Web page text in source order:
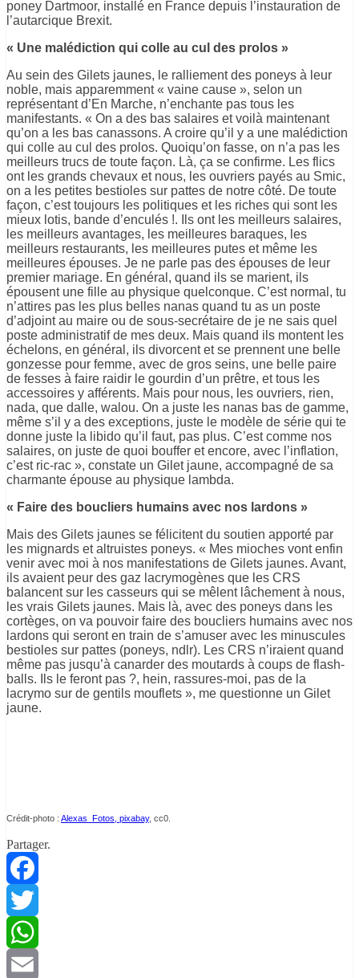
poney Dartmoor, installé en France depuis l’instauration de
l’autarcique Brexit.
« Une malédiction qui colle au cul des prolos »
Au sein des Gilets jaunes, le ralliement des poneys à leur
noble, mais apparemment « vaine cause », selon un
représentant d’En Marche, n’enchante pas tous les
manifestants. « On a des bas salaires et voilà maintenant
qu’on a les bas canassons. A croire qu’il y a une malédiction
qui colle au cul des prolos. Quoiqu’on fasse, on n’a pas les
meilleurs trucs de toute façon. Là, ça se confirme. Les flics
ont les grands chevaux et nous, les ouvriers payés au Smic,
on a les petites bestioles sur pattes de notre côté. De toute
façon, c’est toujours les politiques et les riches qui sont les
mieux lotis, bande d’enculés !. Ils ont les meilleurs salaires,
les meilleurs avantages, les meilleures baraques, les
meilleurs restaurants, les meilleures putes et même les
meilleures épouses. Je ne parle pas des épouses de leur
premier mariage. En général, quand ils se marient, ils
épousent une fille au physique quelconque. C’est normal, tu
n’attires pas les plus belles nanas quand tu as un poste
d’adjoint au maire ou de sous-secrétaire de je ne sais quel
poste administratif de mes deux. Mais quand ils montent les
échelons, en général, ils divorcent et se prennent une belle
gonzesse pour femme, avec de gros seins, une belle paire
de fesses à faire raidir le gourdin d’un prêtre, et tous les
accessoires y afférents. Mais pour nous, les ouvriers, rien,
nada, que dalle, walou. On a juste les nanas bas de gamme,
même s’il y a des exceptions, juste le modèle de série qui te
donne juste la libido qu’il faut, pas plus. C’est comme nos
salaires, on juste de quoi bouffer et encore, avec l’inflation,
c’est ric-rac », constate un Gilet jaune, accompagné de sa
charmante épouse au physique lambda.
« Faire des boucliers humains avec nos lardons »
Mais des Gilets jaunes se félicitent du soutien apporté par
les mignards et altruistes poneys. « Mes mioches vont enfin
venir avec moi à nos manifestations de Gilets jaunes. Avant,
ils avaient peur des gaz lacrymogènes que les CRS
balancent sur les casseurs qui se mêlent lâchement à nous,
les vrais Gilets jaunes. Mais là, avec des poneys dans les
cortèges, on va pouvoir faire des boucliers humains avec nos
lardons qui seront en train de s’amuser avec les minuscules
bestioles sur pattes (poneys, ndlr). Les CRS n’iraient quand
même pas jusqu’à canarder des moutards à coups de flash-
balls. Ils le feront pas ?, hein, rassures-moi, pas de la
lacrymo sur de gentils mouflets », me questionne un Gilet
jaune.
Crédit-photo : Alexas_Fotos, pixabay, cc0.
Partager.
Facebook
Twitter
WhatsApp